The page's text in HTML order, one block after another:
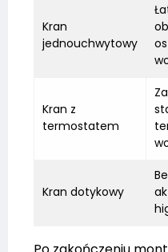
Kran
jednouchwytowy
Kran z
termostatem
Kran dotykowy